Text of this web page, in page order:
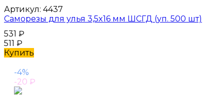
Артикул: 4437
Саморезы для улья 3,5x16 мм ШСГД (уп. 500 шт)
531 ₽
511 ₽
Купить
-4%
-20 ₽